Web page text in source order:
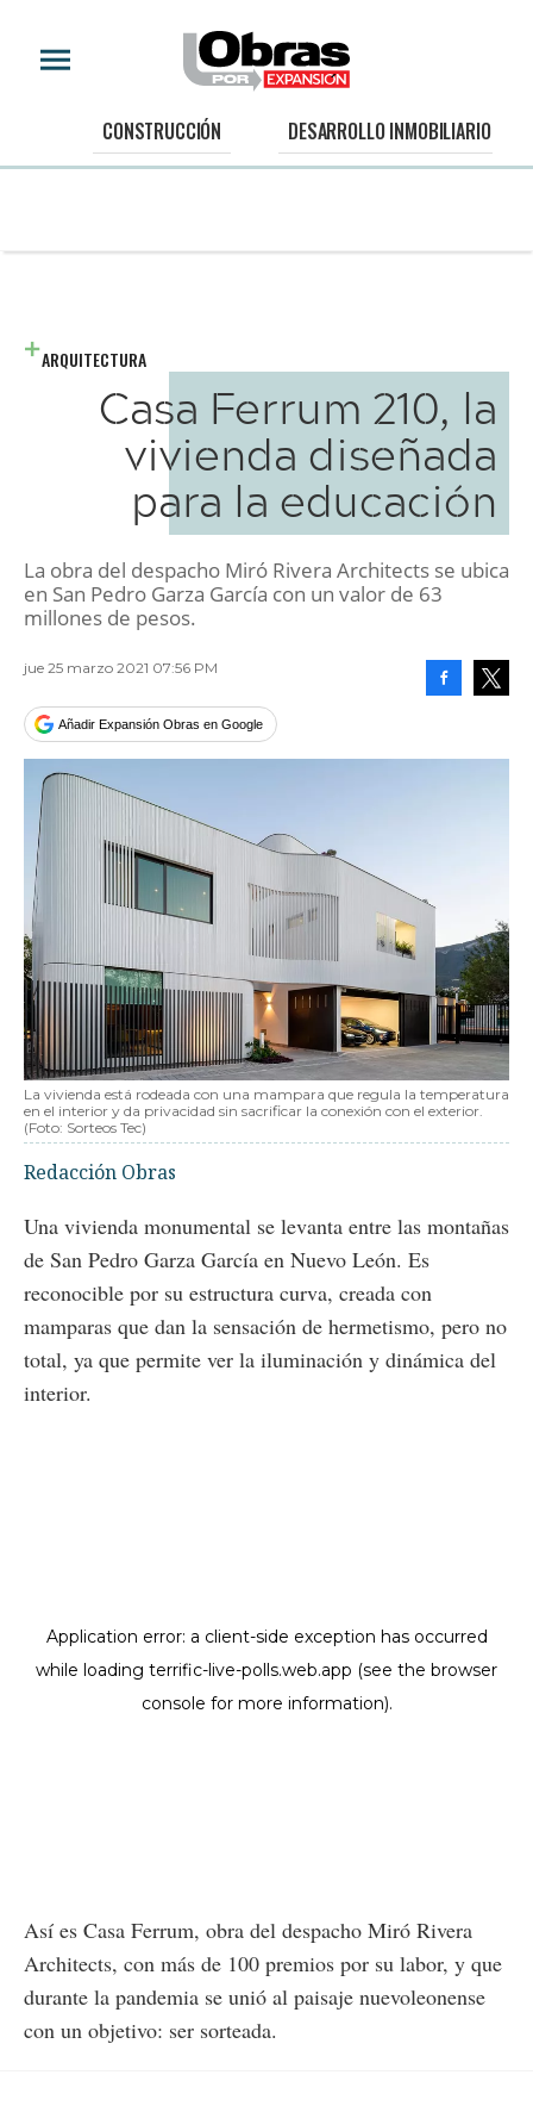
CONSTRUCCIÓN DESARROLLO INMOBILIARIO
ARQUITECTURA
Casa Ferrum 210, la
vivienda diseñada
para la educación
La obra del despacho Miró Rivera Architects se ubica
en San Pedro Garza García con un valor de 63
millones de pesos.
jue 25 marzo 2021 07:56 PM
Añadir Expansión Obras en Google
La vivienda está rodeada con una mampara que regula la temperatura
en el interior y da privacidad sin sacrificar la conexión con el exterior.
(Foto: Sorteos Tec)
Redacción Obras
Una vivienda monumental se levanta entre las montañas
de San Pedro Garza García en Nuevo León. Es
reconocible por su estructura curva, creada con
mamparas que dan la sensación de hermetismo, pero no
total, ya que permite ver la iluminación y dinámica del
interior.
Así es Casa Ferrum, obra del despacho Miró Rivera
Architects, con más de 100 premios por su labor, y que
durante la pandemia se unió al paisaje nuevoleonense
con un objetivo: ser sorteada.